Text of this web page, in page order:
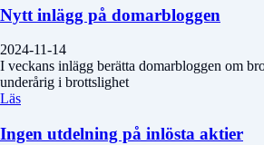
Nytt inlägg på domarbloggen
2024-11-14
I veckans inlägg berätta domarbloggen om
underårig i brottslighet
Läs
Ingen utdelning på inlösta aktier